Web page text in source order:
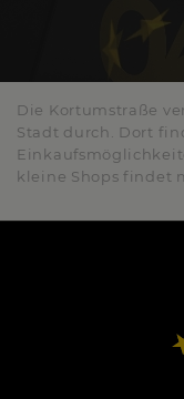
Die Kortumstraße
Stadt durch. Dort
kleine Shops findet